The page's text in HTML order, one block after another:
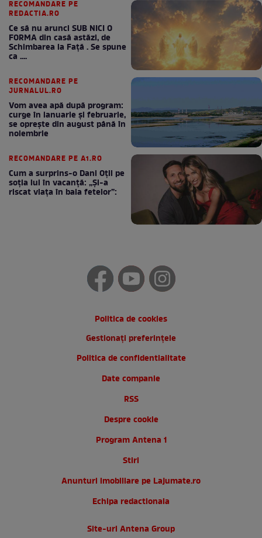
RECOMANDARE PE
REDACTIA.RO
Ce să nu arunci SUB NICI O
FORMA din casă astăzi, de
Schimbarea la Față . Se spune
ca ....
RECOMANDARE PE
JURNALUL.RO
Vom avea apă după program:
curge în ianuarie și februarie,
se oprește din august până în
noiembrie
RECOMANDARE PE A1.RO
Cum a surprins-o Dani Oțil pe
soția lui în vacanță: „Și-a
riscat viața în baia fetelor”:
Politica de cookies
Gestionați preferințele
Politica de confidentialitate
Date companie
RSS
Despre cookie
Program Antena 1
Stiri
Anunturi imobiliare pe Lajumate.ro
Echipa redactionala
Site-uri Antena Group